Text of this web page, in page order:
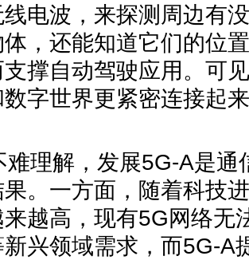
线电波，来探测周边有
，还能知道它们的位
撑自动驾驶应用。可
字世界更紧密连接起
难理解，发展5G-A是通
。一方面，随着科技
越高，现有5G网络无
兴领域需求，而5G-A